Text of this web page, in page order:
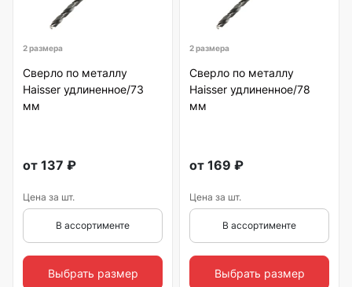
2 размера
Сверло по металлу
Haisser удлиненное/73
мм
от 137 ₽
Цена за шт.
В ассортименте
Выбрать размер
2 размера
Сверло по металлу
Haisser удлиненное/78
мм
от 169 ₽
Цена за шт.
В ассортименте
Выбрать размер